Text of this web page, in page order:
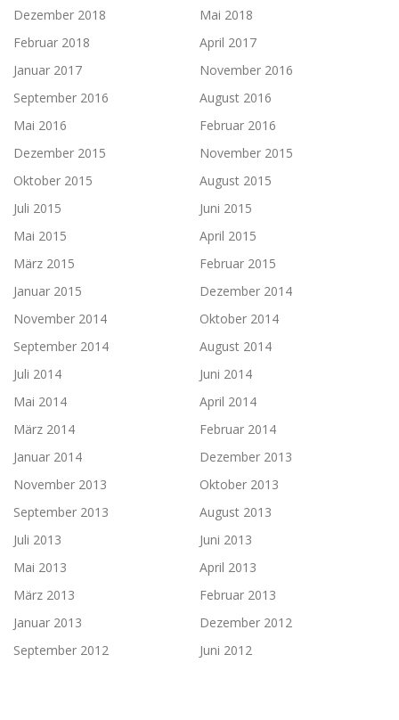
Dezember 2018
Mai 2018
Februar 2018
April 2017
Januar 2017
November 2016
September 2016
August 2016
Mai 2016
Februar 2016
Dezember 2015
November 2015
Oktober 2015
August 2015
Juli 2015
Juni 2015
Mai 2015
April 2015
März 2015
Februar 2015
Januar 2015
Dezember 2014
November 2014
Oktober 2014
September 2014
August 2014
Juli 2014
Juni 2014
Mai 2014
April 2014
März 2014
Februar 2014
Januar 2014
Dezember 2013
November 2013
Oktober 2013
September 2013
August 2013
Juli 2013
Juni 2013
Mai 2013
April 2013
März 2013
Februar 2013
Januar 2013
Dezember 2012
September 2012
Juni 2012